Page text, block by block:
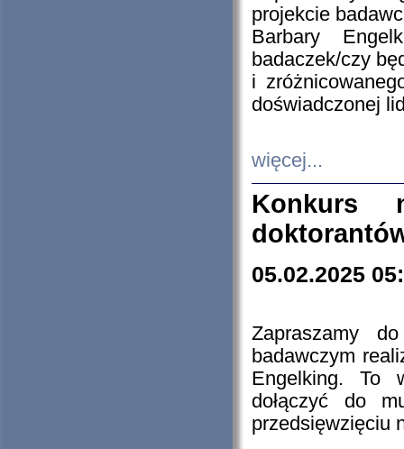
projekcie
Barbary
badaczek/czy
i
doświadczonej
więcej...
Konkurs
05.02.2025
Zapraszamy
badawczym
Engelking. To
dołączyć do
przedsięwzięciu